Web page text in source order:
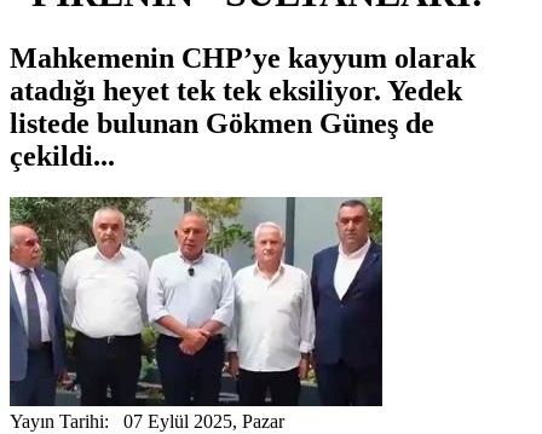
Mahkemenin CHP’ye kayyum olarak
atadığı heyet tek tek eksiliyor. Yedek
listede bulunan Gökmen Güneş de
çekildi...
Yayın Tarihi: 07 Eylül 2025, Pazar